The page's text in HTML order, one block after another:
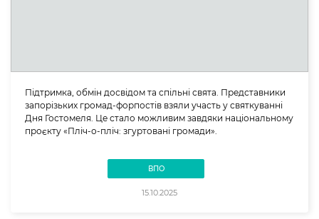
Підтримка, обмін досвідом та спільні свята. Представники
запорізьких громад-форпостів взяли участь у святкуванні
Дня Гостомеля. Це стало можливим завдяки національному
проєкту «Пліч-о-пліч: згуртовані громади».
ВПО
15.10.2025